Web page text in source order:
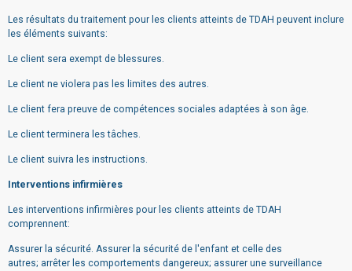
Les résultats du traitement pour les clients atteints de TDAH peuvent inclure
les éléments suivants:
Le client sera exempt de blessures.
Le client ne violera pas les limites des autres.
Le client fera preuve de compétences sociales adaptées à son âge.
Le client terminera les tâches.
Le client suivra les instructions.
Interventions infirmières
Les interventions infirmières pour les clients atteints de TDAH
comprennent:
Assurer la sécurité. Assurer la sécurité de l'enfant et celle des
autres; arrêter les comportements dangereux; assurer une surveillance